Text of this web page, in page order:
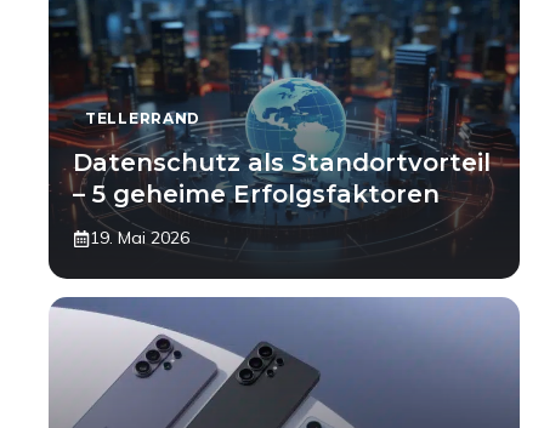
TELLERRAND
Datenschutz als Standortvorteil
– 5 geheime Erfolgsfaktoren
19. Mai 2026